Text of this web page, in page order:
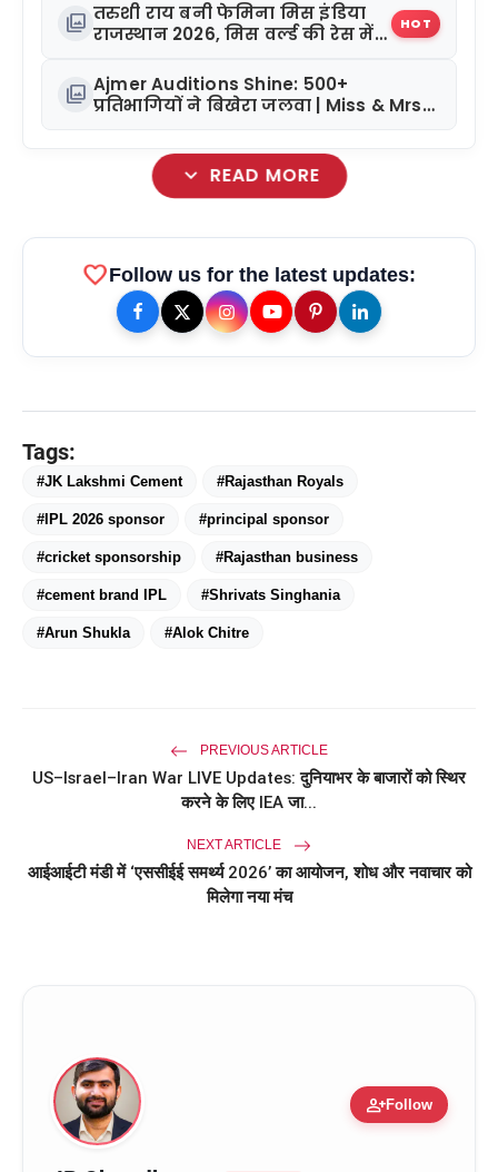
photo_library तरुशी राय बनी फेमिना मिस इंडिया
राजस्थान 2026, मिस वर्ल्ड की रेस में
HOT
photo_library Ajmer Auditions Shine: 500+
प्रतिभागियों ने बिखेरा जलवा | Miss & Mrs
expand_more READ MORE
favoriteFollow us for the latest updates:
Tags:
#JK Lakshmi Cement #Rajasthan Royals
#IPL 2026 sponsor #principal sponsor
#cricket sponsorship #Rajasthan business
#cement brand IPL #Shrivats Singhania
#Arun Shukla #Alok Chitre
PREVIOUS ARTICLE
US–Israel–Iran War LIVE Updates: दुनियाभर के बाजारों को स्थिर
करने के लिए IEA जा...
NEXT ARTICLE
आईआईटी मंडी में ‘एससीईई समर्थ्य 2026’ का आयोजन, शोध और नवाचार को
मिलेगा नया मंच
person_addFollow